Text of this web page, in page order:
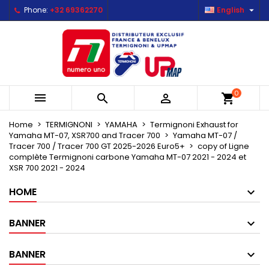
Phone: +32 69362270 English 
   shopping_cart0
Home TERMIGNONI YAMAHA
Termignoni Exhaust for
Yamaha MT-07, XSR700 and Tracer 700
Yamaha MT-07 /
Tracer 700 / Tracer 700 GT 2025-2026 Euro5+
copy of Ligne
complète Termignoni carbone Yamaha MT-07 2021 - 2024 et
XSR 700 2021 - 2024
HOME
BANNER
BANNER
Mes listes d'envies ×
Créer une nouvelle liste
Create wishlist ×
Wishlist name
Sign in ×
You need to be logged in to save products in your
Cancel Sign in